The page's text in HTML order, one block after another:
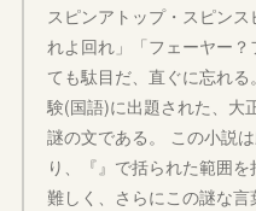
スピンアトップ・スピン
れよ回れ」「フェーヤー
ても駄目だ、直ぐに忘れ
験(国語)に出題された、大
謎の文である。 この小説
り、『』で括られた範囲
難しく、さらにこの謎な